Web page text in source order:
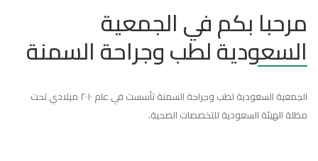
مرحباُ بكم في الجمعية
السعودية لطب وجراحة السمنة
الجمعية السعودية لطب وجراحة السمنة تأسست في عام ٢٠١٠ ميلادي تحت
مظلة الهيئة السعودية للتخصصات الصحية.